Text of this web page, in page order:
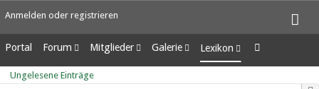
Anmelden oder registrieren
Portal Forum
Unerledigte Themen
Mitglieder
Letzte Aktivitäten
Benutzer online
Galerie
Alben
Bilder
Lexikon
Ungelesene Einträge
Ungelesene Einträge